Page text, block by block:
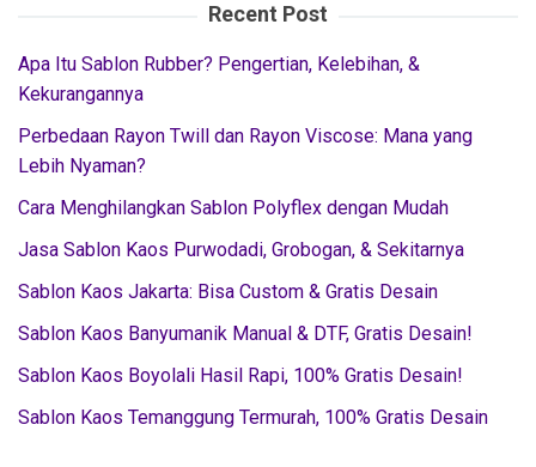
Recent Post
Apa Itu Sablon Rubber? Pengertian, Kelebihan, &
Kekurangannya
Perbedaan Rayon Twill dan Rayon Viscose: Mana yang
Lebih Nyaman?
Cara Menghilangkan Sablon Polyflex dengan Mudah
Jasa Sablon Kaos Purwodadi, Grobogan, & Sekitarnya
Sablon Kaos Jakarta: Bisa Custom & Gratis Desain
Sablon Kaos Banyumanik Manual & DTF, Gratis Desain!
Sablon Kaos Boyolali Hasil Rapi, 100% Gratis Desain!
Sablon Kaos Temanggung Termurah, 100% Gratis Desain